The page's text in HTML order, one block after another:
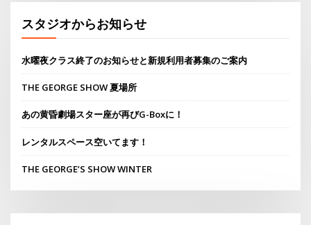
スタジオからお知らせ
水曜夜クラス終了のお知らせと新規利用者募集のご案内
THE GEORGE SHOW 夏場所
あの黄昏劇場スター座が再びG-Boxに！
レンタルスペース空いてます！
THE GEORGE’S SHOW WINTER